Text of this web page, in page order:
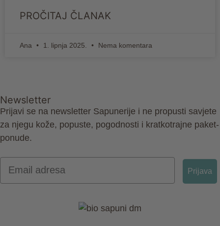
PROČITAJ ČLANAK
Ana 1. lipnja 2025. Nema komentara
Newsletter
Prijavi se na newsletter Sapunerije i ne propusti savjete
za njegu kože, popuste, pogodnosti i kratkotrajne paket-
ponude.
Email
Prijava